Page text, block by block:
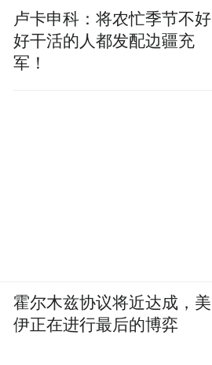
卢卡申科：将农忙季节不好
好干活的人都发配边疆充
军！
霍尔木兹协议将近达成，美
伊正在进行最后的博弈